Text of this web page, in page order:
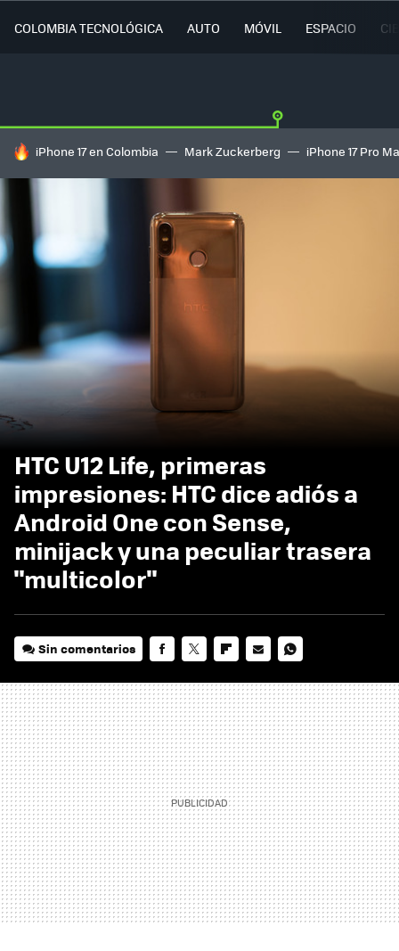
COLOMBIA TECNOLÓGICA AUTO MÓVIL ESPACIO
HOY SE HABLA DE
iPhone 17 en Colombia Mark Zuckerberg iPhone 17 Pro
HTC U12 Life, primeras
impresiones: HTC dice adiós a
Android One con Sense,
minijack y una peculiar trasera
"multicolor"
Sin comentarios
MAIL